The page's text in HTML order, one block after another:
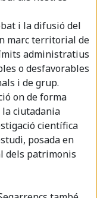
i la difusió del
marc territorial de
administratius
o desfavorables
i de grup.
on de forma
ciutadania
científica
posada en
dels patrimonis